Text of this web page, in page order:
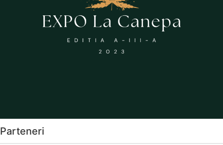
Parteneri